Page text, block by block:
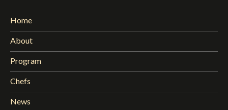
Home
About
Program
Chefs
News